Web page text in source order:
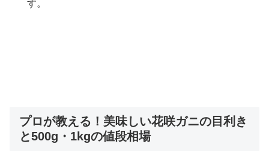
す。
プロが教える！美味しい花咲ガニの目利き
と500g・1kgの値段相場